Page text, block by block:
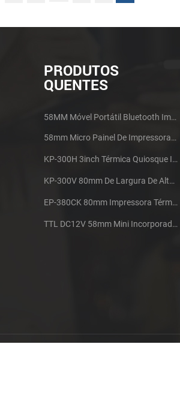
PRODUTOS
QUENTES
58MM Móvel Portátil Bluetooth Impressora Térmica PTP-II
58mm Micro Painel De Impressora De Recibos Térmica CSN-A1
KP-300H 3inch Térmica Quiosque Impressora Módulo De
KP-300V 80mm De Largura De Alta Velocidade Quiosque Impressora Térmica
EP-380CK 80mm Impressora Térmica Com Tampa De Bloqueio
TTL DC12V 58mm Mini Incorporado Táxi Impressora Térmica De Recibos